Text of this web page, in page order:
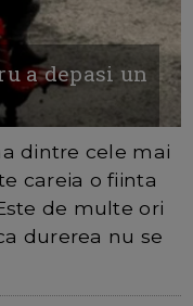
a depasi un
dintre cele mai
careia o fiinta
de multe ori
durerea nu se